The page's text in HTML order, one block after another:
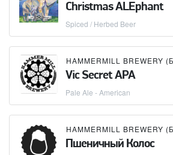
Christmas ALEphant
Spiced / Herbed Beer
Vic Secret APA
Pale Ale - American
Пшеничный Колос